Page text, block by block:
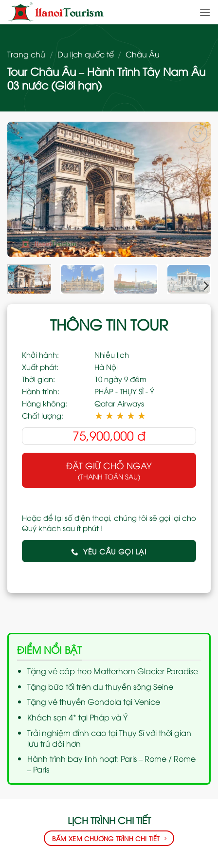
qua
nội
Trang chủ / Du lịch quốc tế / Châu Âu
Tour Châu Âu – Hành Trình Tây Nam Âu
03 nước (Giới hạn)
Add
to
wishlist
THÔNG TIN TOUR
Khởi hành:
Nhiều lịch
Xuất phát:
Hà Nội
Thời gian:
10 ngày 9 đêm
Hành trình:
PHÁP - THỤY SĨ - Ý
Hàng không:
Qatar Airways
Chất lượng:
★ ★ ★ ★ ★
75,900,000 đ
ĐẶT GIỮ CHỖ NGAY
(THANH TOÁN SAU)
Hoặc để lại số điện thoại, chúng tôi sẽ gọi lại cho
Quý khách sau ít phút !
YÊU CẦU GỌI LẠI
ĐIỂM NỔI BẬT
Tặng vé cáp treo Matterhorn Glacier Paradise
Tặng bữa tối trên du thuyền sông Seine
Tặng vé thuyền Gondola tại Venice
Khách sạn 4* tại Pháp và Ý
Trải nghiệm đỉnh cao tại Thụy Sĩ với thời gian
lưu trú dài hơn
Hành trình bay linh hoạt: Paris – Rome / Rome
– Paris
LỊCH TRÌNH CHI TIẾT
BẤM XEM CHƯƠNG TRÌNH CHI TIẾT